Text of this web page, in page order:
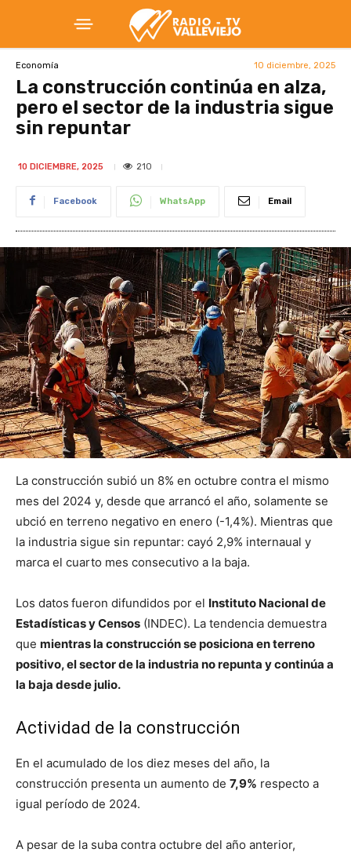
Economía 10 diciembre, 2025
La construcción continúa en alza,
pero el sector de la industria sigue
sin repuntar
10 DICIEMBRE, 2025 210
Facebook WhatsApp Email
La construcción subió un 8% en octubre contra el mismo
mes del 2024 y, desde que arrancó el año, solamente se
ubció en terreno negativo en enero (-1,4%). Mientras que
la industria sigue sin repuntar: cayó 2,9% internaual y
marca el cuarto mes consecutivo a la baja.
Los datos fueron difundidos por el Instituto Nacional de
Estadísticas y Censos (INDEC). La tendencia demuestra
que mientras la construcción se posiciona en terreno
positivo, el sector de la industria no repunta y continúa a
la baja desde julio.
Actividad de la construcción
En el acumulado de los diez meses del año, la
construcción presenta un aumento de 7,9% respecto a
igual período de 2024.
A pesar de la suba contra octubre del año anterior,